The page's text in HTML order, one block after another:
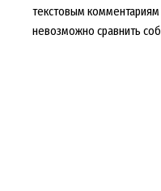
текстовым
невозможно сравнить